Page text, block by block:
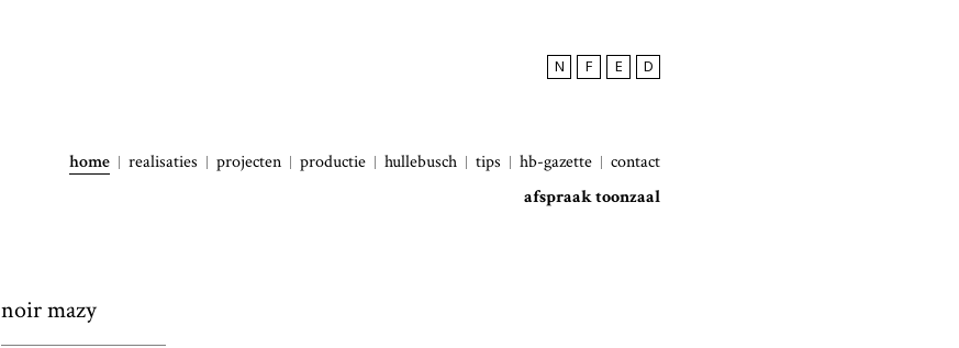
N F E D
home realisaties projecten productie hullebusch tips hb-gazette
contact
afspraak toonzaal
noir mazy